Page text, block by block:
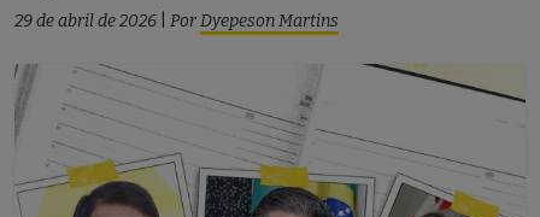
29 de abril de 2026 PorDyepeson Martins